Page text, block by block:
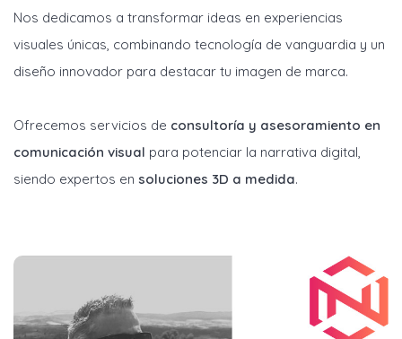
Nos dedicamos a transformar ideas en experiencias
visuales únicas, combinando tecnología de vanguardia y un
diseño innovador para destacar tu imagen de marca.
Ofrecemos servicios de consultoría y asesoramiento en
comunicación visual para potenciar la narrativa digital,
siendo expertos en soluciones 3D a medida.